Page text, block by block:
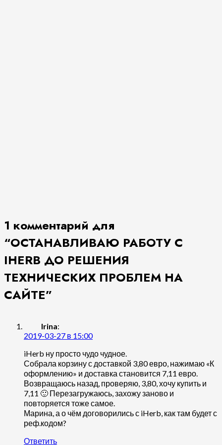
1 комментарий для
“ОСТАНАВЛИВАЮ РАБОТУ С
IHERB ДО РЕШЕНИЯ
ТЕХНИЧЕСКИХ ПРОБЛЕМ НА
САЙТЕ”
Irina:
2019-03-27 в 15:00
iHerb ну просто чудо чудное.
Собрала корзину с доставкой 3,80 евро, нажимаю «К
оформлению» и доставка становится 7,11 евро.
Возвращаюсь назад, проверяю, 3,80, хочу купить и
7,11 🙂 Перезагружаюсь, захожу заново и
повторяется тоже самое.
Марина, а о чём договорились с iHerb, как там будет с
реф.кодом?
Ответить